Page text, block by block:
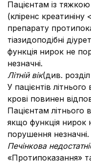
Пацієнтам із
(кліренс
препарату
тіазидоподібні
функція нирок не
незначні.
Літній вік(див.
У пацієнтів літнього
крові повинен
Пацієнтам літнього
якщо функція
порушення незначні.
Печінкова
«Протипоказання»